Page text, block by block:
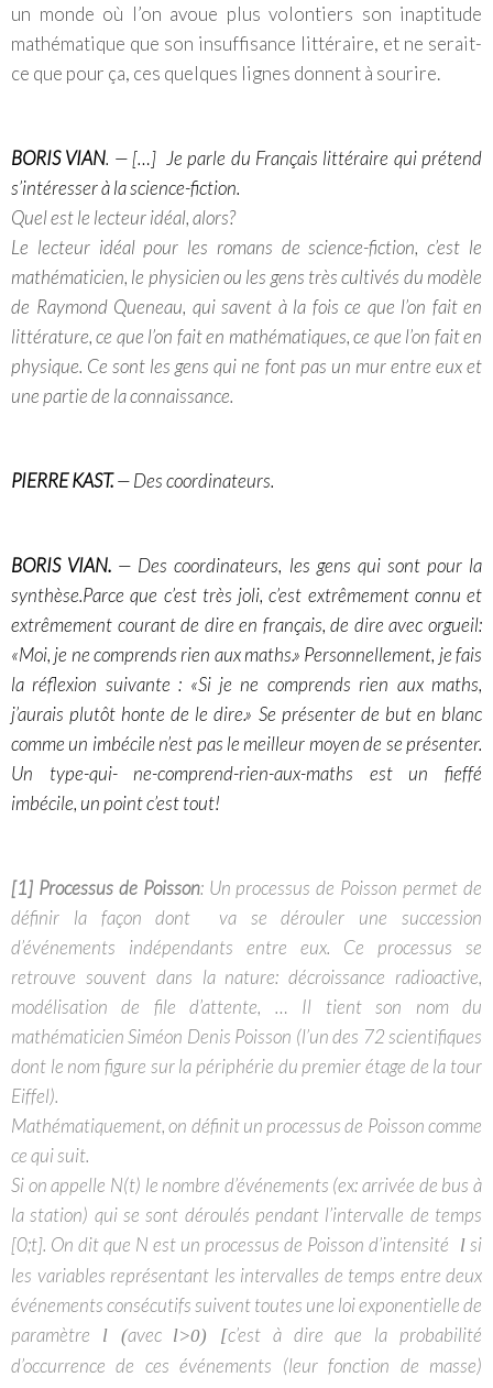
un monde où l’on avoue plus volontiers son inaptitude
mathématique que son insuffisance littéraire, et ne serait-
ce que pour ça, ces quelques lignes donnent à sourire.
BORIS VIAN. — […] Je parle du Français littéraire qui prétend
s’intéresser à la science-fiction.
Quel est le lecteur idéal, alors?
Le lecteur idéal pour les romans de science-fiction, c’est le
mathématicien, le physicien ou les gens très cultivés du modèle
de Raymond Queneau, qui savent à la fois ce que l’on fait en
littérature, ce que l’on fait en mathématiques, ce que l’on fait en
physique. Ce sont les gens qui ne font pas un mur entre eux et
une partie de la connaissance.
PIERRE KAST.— Des coordinateurs.
BORIS VIAN. — Des coordinateurs, les gens qui sont pour la
synthèse.Parce que c’est très joli, c’est extrêmement connu et
extrêmement courant de dire en français, de dire avec orgueil:
«Moi, je ne comprends rien aux maths.» Personnellement, je fais
la réflexion suivante : «Si je ne comprends rien aux maths,
j’aurais plutôt honte de le dire.» Se présenter de but en blanc
comme un imbécile n’est pas le meilleur moyen de se présenter.
Un type-qui- ne-comprend-rien-aux-maths est un fieffé
imbécile, un point c’est tout!
[1] Processus de Poisson: Un processus de Poisson permet de
définir la façon dont
va se dérouler une succession
d’événements indépendants entre eux. Ce processus se
retrouve souvent dans la nature: décroissance radioactive,
modélisation de file d’attente, … Il tient son nom du
mathématicien Siméon Denis Poisson (l’un des 72 scientifiques
dont le nom figure sur la périphérie du premier étage de la tour
Eiffel).
Mathématiquement, on définit un processus de Poisson comme
ce qui suit.
Si on appelle N(t) le nombre d’événements (ex: arrivée de bus à
la station) qui se sont déroulés pendant l’intervalle de temps
[0;t]. On dit que N est un processus de Poisson d’intensité
l si
les variables représentant les intervalles de temps entre deux
événements consécutifs suivent toutes une loi exponentielle de
paramètre
l (avec l>0) [c’est à dire que la probabilité
d’occurrence de ces événements (leur fonction de masse)